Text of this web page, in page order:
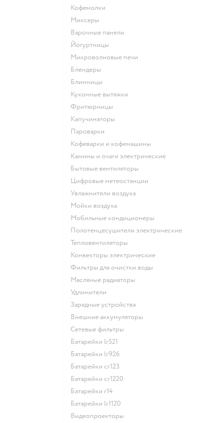
кофемолки
миксеры
варочные панели
йогуртницы
микроволновые печи
блендеры
блинницы
кухонные вытяжки
фритюрницы
капучинаторы
пароварки
кофеварки и кофемашины
камины и очаги электрические
бытовые вентиляторы
цифровые метеостанции
увлажнители воздуха
мойки воздуха
мобильные кондиционеры
полотенцесушители электрические
тепловентиляторы
конвекторы электрические
фильтры для очистки воды
масляные радиаторы
удлинители
зарядные устройства
внешние аккумуляторы
сетевые фильтры
батарейки lr521
батарейки lr926
батарейки cr123
батарейки cr1220
батарейки r14
батарейки lr1120
видеопроекторы